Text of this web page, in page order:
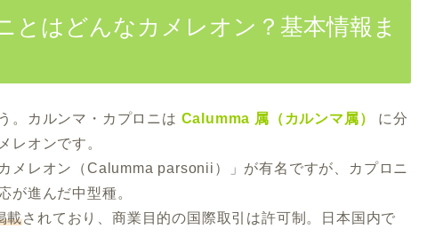
とはどんなカメレオン？基本情報ま
。カルンマ・カプロニは Calumma 属（カルンマ属）
に分
レオンです。
メレオン（Calumma parsonii）」が有名ですが、カプロニ
が進んだ中型種。
載されており、商業目的の国際取引は許可制。日本国内で